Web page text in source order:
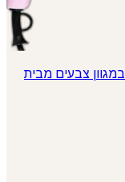
מחליק C1 ופן מקצועי ARC 2400 במגוון צבעים מבית